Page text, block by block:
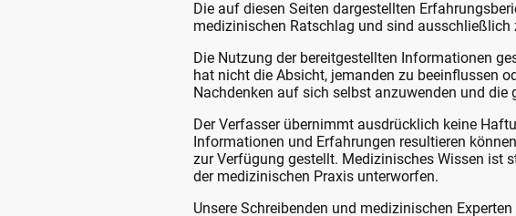
Die auf diesen Seiten dargestellten
medizinischen Ratschlag und sind
Die Nutzung der bereitgestellten Informationen
hat nicht die Absicht, jemanden zu beeinflussen
Nachdenken auf sich selbst anzuwenden und die
Der Verfasser übernimmt ausdrücklich keine
Informationen und Erfahrungen resultieren
zur Verfügung gestellt. Medizinisches Wissen ist
der medizinischen Praxis unterworfen.
Unsere Schreibenden und medizinischen